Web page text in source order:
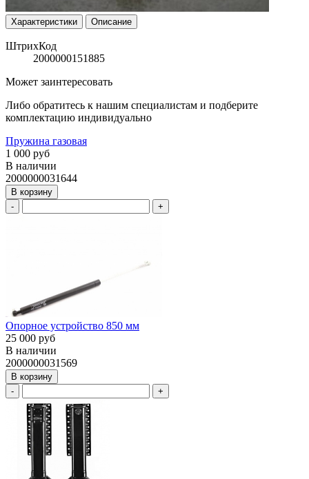
Характеристики Описание
ШтрихКод
2000000151885
Может заинтересовать
Либо обратитесь к нашим специалистам и подберите
комплектацию индивидуально
Пружина газовая
1 000 руб
В наличии
2000000031644
В корзину
-
+
Опорное устройство 850 мм
25 000 руб
В наличии
2000000031569
В корзину
-
+